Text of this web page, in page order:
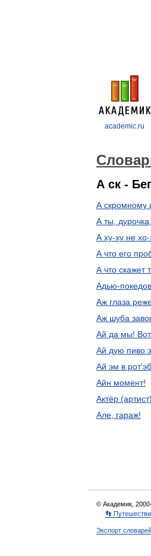
academic.ru
А ск -
А скромному
А ты,
А ху-ху не
А что его
А что скажет
Адью-
Аж глаза
Аж шуба
Ай да мы! Вот
Ай дую пиво
Ай эм в
Айн момент!
Актёр
Але, гараж!
© Академик,
👣
Экспорт